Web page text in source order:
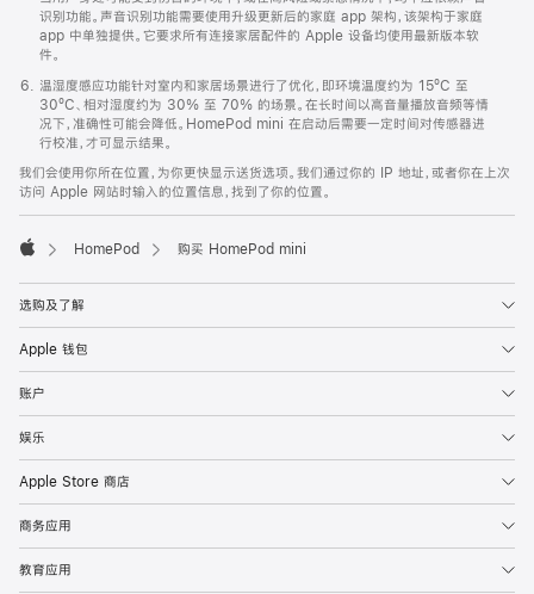
识别功能。声音识别功能需要使用升级更新后的家庭 app 架构，该架构于家庭
app 中单独提供。它要求所有连接家居配件的 Apple 设备均使用最新版本软
件。
温湿度感应功能针对室内和家居场景进行了优化，即环境温度约为 15ºC 至
30ºC、相对湿度约为 30% 至 70% 的场景。在长时间以高音量播放音频等情
况下，准确性可能会降低。HomePod mini 在启动后需要一定时间对传感器进
行校准，才可显示结果。
我们会使用你所在位置，为你更快显示送货选项。我们通过你的 IP 地址，或者你在上次
访问 Apple 网站时输入的位置信息，找到了你的位置。
HomePod 购买 HomePod mini
选购及了解
Apple 钱包
账户
娱乐
Apple Store 商店
商务应用
教育应用